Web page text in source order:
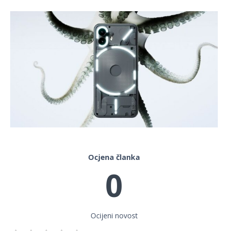
Ocjena članka
0
Ocijeni novost